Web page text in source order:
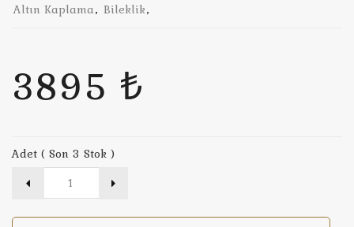
Altın Kaplama, Bileklik,
3895 ₺
Adet ( Son 3 Stok )